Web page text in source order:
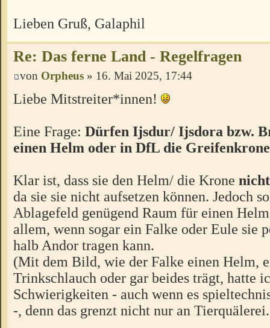
Lieben Gruß, Galaphil
Re: Das ferne Land - Regelfragen
von Orpheus » 16. Mai 2025, 17:44
Liebe Mitstreiter*innen!
Eine Frage: Dürfen Ijsdur/ Ijsdora bzw.
einen Helm oder in DfL die
Klar ist, dass sie den Helm/ die Krone
da sie sie nicht aufsetzen können. Jedoch
Ablagefeld genügend Raum für einen
allem, wenn sogar ein Falke oder Eule sie
halb Andor tragen kann.
(Mit dem Bild, wie der Falke einen Helm,
Trinkschlauch oder gar beides trägt, hatte
Schwierigkeiten - auch wenn es
-, denn das grenzt nicht nur an